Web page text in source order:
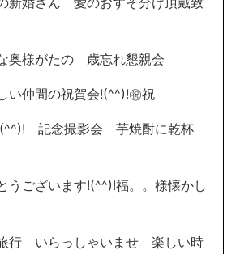
奥様がたの 歳忘れ懇親会
仲間の祝賀会!(^^)!㊗祝
!(^^)! 記念撮影会 芋焼酎に乾杯
うございます!(^^)!福。。様懐かし
行 いらっしゃいませ 楽しい時